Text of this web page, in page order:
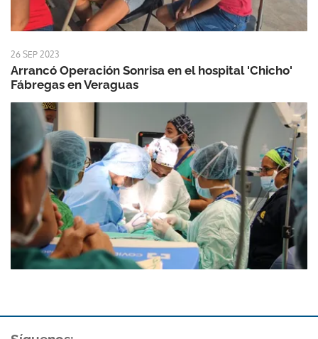
26 SEP 2023
Arrancó Operación Sonrisa en el hospital 'Chicho'
Fábregas en Veraguas